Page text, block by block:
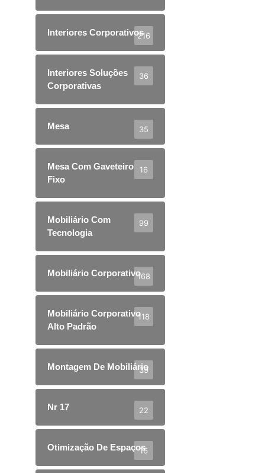
Interiores Corporativos216
Interiores Soluções
Corporativas
36
Mesa 35
Mesa Com Gaveteiro
Fixo
16
Mobiliário Com
Tecnologia
99
Mobiliário Corporativo168
Mobiliário Corporativo
Alto Padrão
118
Montagem De Mobiliário
39
Nr 17 22
Otimização De Espaços
16